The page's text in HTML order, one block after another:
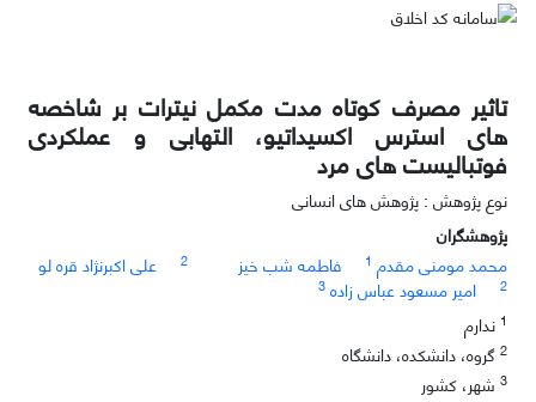
تاثیر مصرف کوتاه مدت مکمل نیترات بر شاخصه
های استرس اکسیداتیو، التهابی و عملکردی
فوتبالیست های مرد
نوع پژوهش : پژوهش های انسانی
پژوهشگران
محمد مومنی مقدم 1 فاطمه شب خیز 2 علی اکبرنژاد قره لو
2 امیر مسعود عباس زاده 3
1 ندارم
2 گروه، دانشکده، دانشگاه
3 شهر، کشور